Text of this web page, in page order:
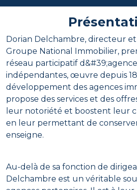
Dorian Delchambre, directeur
Groupe National Immobilier,
réseau participatif
indépendantes, œuvre depuis 18
développement des agences
propose des services et des
leur notoriété et boostent leur
en leur permettant de
enseigne.
Au-delà de sa fonction de
Delchambre est un véritable